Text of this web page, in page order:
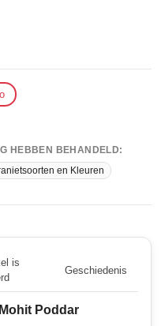
HEBBEN BEHANDELD:
en Kleuren
is
Geschiedenis
Poddar